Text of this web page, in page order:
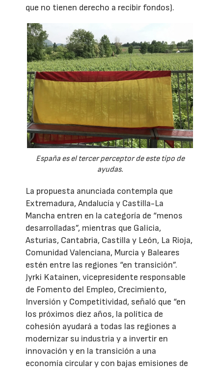
que no tienen derecho a recibir fondos).
España es el tercer perceptor de este tipo de
ayudas.
La propuesta anunciada contempla que
Extremadura, Andalucía y Castilla-La
Mancha entren en la categoría de “menos
desarrolladas”, mientras que Galicia,
Asturias, Cantabria, Castilla y León, La Rioja,
Comunidad Valenciana, Murcia y Baleares
estén entre las regiones “en transición”.
Jyrki Katainen, vicepresidente responsable
de Fomento del Empleo, Crecimiento,
Inversión y Competitividad, señaló que “en
los próximos diez años, la política de
cohesión ayudará a todas las regiones a
modernizar su industria y a invertir en
innovación y en la transición a una
economía circular y con bajas emisiones de